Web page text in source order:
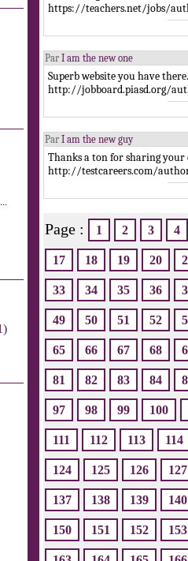
https://teachers.net/jobs/
Par I am the new one
Superb website you have there.
http://jobboard.piasd.org/
Par I am the new guy
Thanks a ton for sharing your
http://testcareers.com/
Page : 1 2 3 4
17 18 19 20
33 34 35 36
49 50 51 52
65 66 67 68
81 82 83 84
97 98 99 100
111 112 113 114
124 125 126 127
137 138 139 140
150 151 152 153